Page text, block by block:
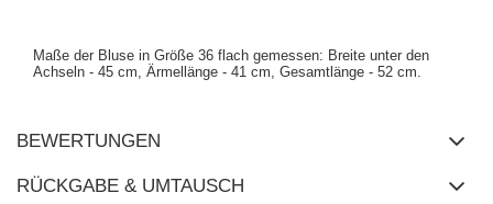
Maße der Bluse in Größe 36 flach gemessen: Breite unter den
Achseln - 45 cm, Ärmellänge - 41 cm, Gesamtlänge - 52 cm.
BEWERTUNGEN
RÜCKGABE & UMTAUSCH